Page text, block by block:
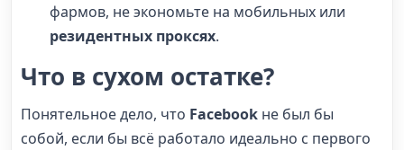
фармов, не экономьте на мобильных или
резидентных проксях.
Что в сухом остатке?
Понятельное дело, что Facebook не был бы
собой, если бы всё работало идеально с первого